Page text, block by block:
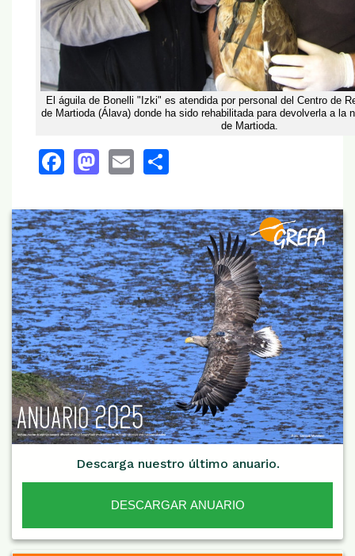
El águila de Bonelli "Izki" es atendida por personal del Centro de
de Martioda (Álava) donde ha sido rehabilitada para devolverla a la
de Martioda.
Facebook
Mastodon
Email
Descarga nuestro último anuario.
DESCARGAR ANUARIO